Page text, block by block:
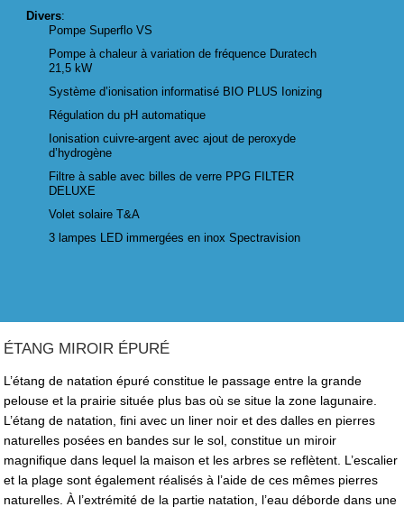
Divers:
Pompe Superflo VS
Pompe à chaleur à variation de fréquence Duratech
21,5 kW
Système d’ionisation informatisé BIO PLUS Ionizing
Régulation du pH automatique
Ionisation cuivre-argent avec ajout de peroxyde
d’hydrogène
Filtre à sable avec billes de verre PPG FILTER
DELUXE
Volet solaire T&A
3 lampes LED immergées en inox Spectravision
ÉTANG MIROIR ÉPURÉ
L’étang de natation épuré constitue le passage entre la grande
pelouse et la prairie située plus bas où se situe la zone lagunaire.
L’étang de natation, fini avec un liner noir et des dalles en pierres
naturelles posées en bandes sur le sol, constitue un miroir
magnifique dans lequel la maison et les arbres se reflètent. L’escalier
et la plage sont également réalisés à l’aide de ces mêmes pierres
naturelles. À l’extrémité de la partie natation, l’eau déborde dans une